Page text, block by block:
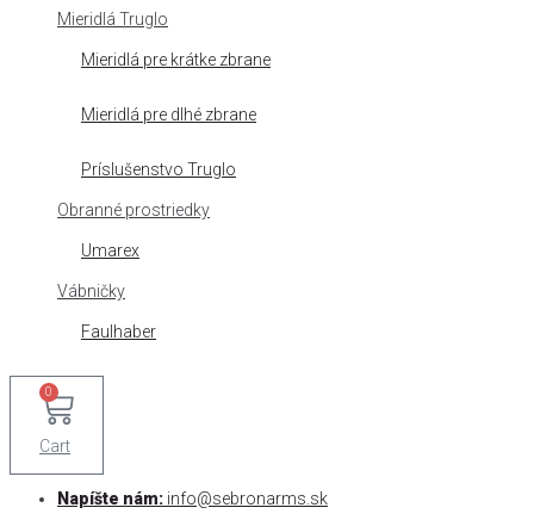
Mieridlá Truglo
Mieridlá pre krátke zbrane
Mieridlá pre dlhé zbrane
Príslušenstvo Truglo
Obranné prostriedky
Umarex
Vábničky
Faulhaber
0
Cart
Napíšte nám: info@sebronarms.sk